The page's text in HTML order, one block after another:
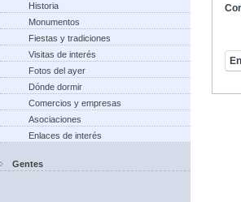
Historia
Monumentos
Fiestas y tradiciones
Visitas de interés
Fotos del ayer
Dónde dormir
Comercios y empresas
Asociaciones
Enlaces de interés
Gentes